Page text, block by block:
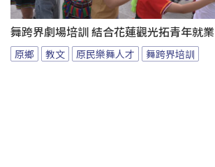
舞跨界劇場培訓 結合花蓮觀光拓青年就業
原鄉 教文 原民樂舞人才 舞跨界培訓